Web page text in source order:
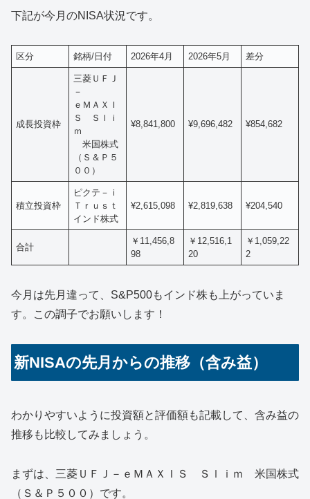
下記が今月のNISA状況です。
区分 銘柄/日付 2026年4月 2026年5月 差分
成長投資枠
三菱ＵＦＪ
－
ｅＭＡＸＩ
Ｓ Ｓｌｉ
ｍ
米国株式
（Ｓ＆Ｐ５
００）
¥8,841,800 ¥9,696,482 ¥854,682
積立投資枠
ピクテ－ｉ
Ｔｒｕｓｔ
インド株式
¥2,615,098 ¥2,819,638 ¥204,540
合計
￥11,456,8
98
￥12,516,1
20
￥1,059,22
2
今月は先月違って、S&P500もインド株も上がっていま
す。この調子でお願いします！
新NISAの先月からの推移（含み益）
わかりやすいように投資額と評価額も記載して、含み益の
推移も比較してみましょう。
まずは、三菱ＵＦＪ－ｅＭＡＸＩＳ Ｓｌｉｍ 米国株式
（Ｓ＆Ｐ５００）です。